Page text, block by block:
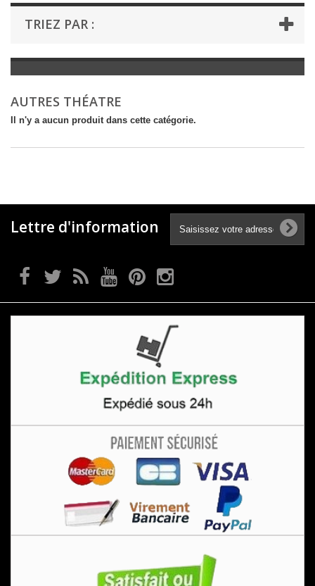
+
LIVRES : JEUNESSE
LIVRES ANCIENS AVANT 1900
TRIEZ PAR :
AUTRES THÉATRE
Il n'y a aucun produit dans cette catégorie.
Lettre d'information